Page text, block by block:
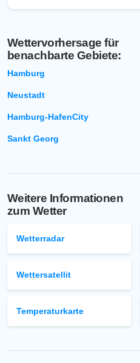
Wettervorhersage für
benachbarte Gebiete:
Hamburg
Neustadt
Hamburg-HafenCity
Sankt Georg
Weitere Informationen
zum Wetter
Wetterradar
Wettersatellit
Temperaturkarte